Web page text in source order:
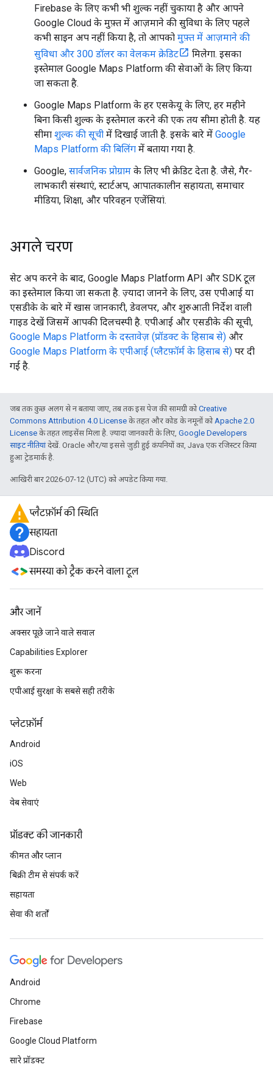
Firebase के लिए कभी भी शुल्क नहीं चुकाया है और आपने
Google Cloud के मुफ़्त में आज़माने की सुविधा के लिए पहले
कभी साइन अप नहीं किया है, तो आपको मुफ़्त में आज़माने की
सुविधा और 300 डॉलर का वेलकम क्रेडिट
मिलेगा. इसका
इस्तेमाल Google Maps Platform की सेवाओं के लिए किया
जा सकता है.
Google Maps Platform के हर एसकेयू के लिए, हर महीने
बिना किसी शुल्क के इस्तेमाल करने की एक तय सीमा होती है. यह
सीमा शुल्क की सूची में दिखाई जाती है. इसके बारे में Google
Maps Platform की बिलिंग में बताया गया है.
Google, सार्वजनिक प्रोग्राम के लिए भी क्रेडिट देता है. जैसे, गैर-
लाभकारी संस्थाएं, स्टार्टअप, आपातकालीन सहायता, समाचार
मीडिया, शिक्षा, और परिवहन एजेंसियां.
अगले चरण
सेट अप करने के बाद, Google Maps Platform API और SDK टूल
का इस्तेमाल किया जा सकता है. ज़्यादा जानने के लिए, उस एपीआई या
एसडीके के बारे में खास जानकारी, डेवलपर, और शुरुआती निर्देश वाली
गाइड देखें जिसमें आपकी दिलचस्पी है. एपीआई और एसडीके की सूची,
Google Maps Platform के दस्तावेज़ (प्रॉडक्ट के हिसाब से) और
Google Maps Platform के एपीआई (प्लैटफ़ॉर्म के हिसाब से) पर दी
गई है.
जब तक कुछ अलग से न बताया जाए, तब तक इस पेज की सामग्री कोCreative
Commons Attribution 4.0 License के तहत और कोड के नमूनों कोApache 2.0
License के तहत लाइसेंस मिला है. ज़्यादा जानकारी के लिए, Google Developers
साइट नीतियांदेखें. Oracle और/या इससे जुड़ी हुई कंपनियों का, Java एक रजिस्टर किया
हुआ ट्रेडमार्क है.
आखिरी बार 2026-07-12 (UTC) को अपडेट किया गया.
प्लैटफ़ॉर्म की स्थिति
सहायता
Discord
समस्या को ट्रैक करने वाला टूल
और जानें
अक्सर पूछे जाने वाले सवाल
Capabilities Explorer
शुरू करना
एपीआई सुरक्षा के सबसे सही तरीके
प्‍लेटफ़ॉर्म
Android
iOS
Web
वेब सेवाएं
प्रॉडक्ट की जानकारी
कीमत और प्लान
बिक्री टीम से संपर्क करें
सहायता
सेवा की शर्तों
Android
Chrome
Firebase
Google Cloud Platform
सारे प्रॉडक्ट